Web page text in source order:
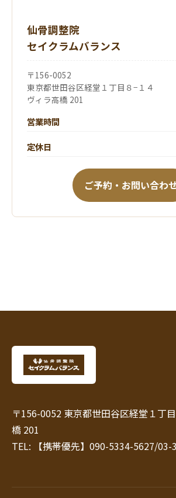
仙骨調整院
セイクラムバランス
〒156-0052
東京都世田谷区経堂１丁目８−１４
ヴィラ高橋 201
営業時間
定休日
ご予約・お問い合わ
〒156-0052 東京都世田谷区経堂１丁
橋 201
TEL: 【携帯優先】090-5334-5627/03-